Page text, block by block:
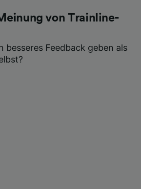
von Trainline-
besseres Feedback geben als